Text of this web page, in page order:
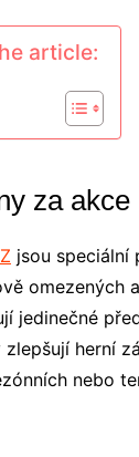
article:
za akce
jsou speciální
omezených
jedinečné
herní
nebo